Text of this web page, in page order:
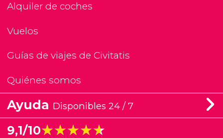
Alquiler de coches
Vuelos
Guías de viajes de Civitatis
Quiénes somos
Ayuda Disponibles 24 / 7
9,1/10★★★★★
★★★★★